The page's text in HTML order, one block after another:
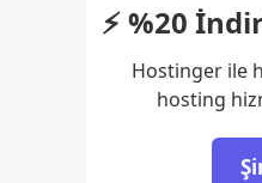
⚡ %20
Hostinger ile
hosting